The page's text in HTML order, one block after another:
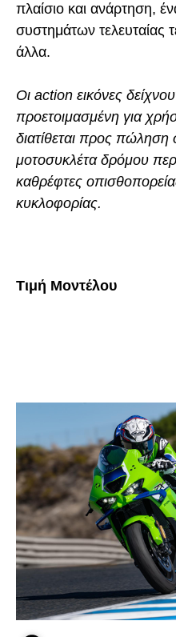
πλαίσιο και ανάρτηση,
συστημάτων τελευταίας
άλλα.
Οι action εικόνες
προετοιμασμένη για
διατίθεται προς
μοτοσυκλέτα δρόμου
καθρέφτες
κυκλοφορίας.
Τιμή Μοντέλου